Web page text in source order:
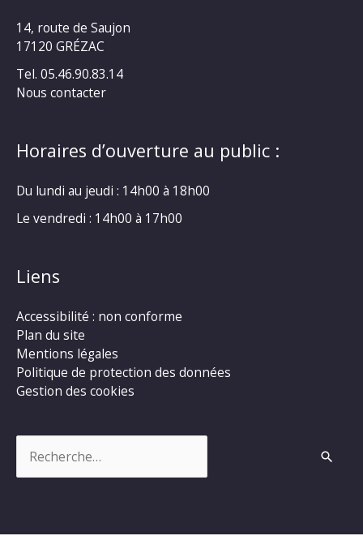
14, route de Saujon
17120 GRÉZAC
Tel. 05.46.90.83.14
Nous contacter
Horaires d’ouverture au public :
Du lundi au jeudi : 14h00 à 18h00
Le vendredi : 14h00 à 17h00
Liens
Accessibilité : non conforme
Plan du site
Mentions légales
Politique de protection des données
Gestion des cookies